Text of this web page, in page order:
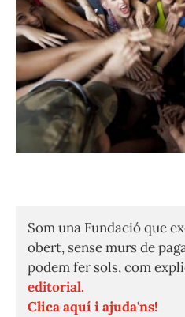
Som una Fundació que
obert, sense murs de
podem fer sols, com
editorial.
Clica aquí i ajuda'ns!